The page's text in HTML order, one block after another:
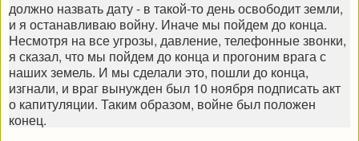
должно назвать дату - в такой-то день освободит земли,
и я останавливаю войну. Иначе мы пойдем до конца.
Несмотря на все угрозы, давление, телефонные звонки,
я сказал, что мы пойдем до конца и прогоним врага с
наших земель. И мы сделали это, пошли до конца,
изгнали, и враг вынужден был 10 ноября подписать акт
о капитуляции. Таким образом, войне был положен
конец.